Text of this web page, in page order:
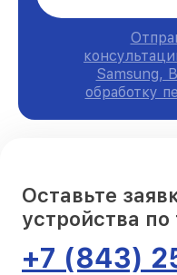
Samsung,
обработку
Оставьте
устройства
+7 (843)